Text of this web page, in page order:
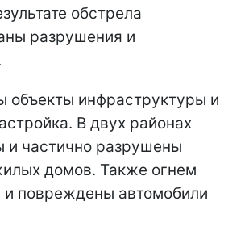
обстрела
разрушения и
объекты инфраструктуры и
В двух районах
и частично разрушены
домов. Также огнем
повреждены автомобили